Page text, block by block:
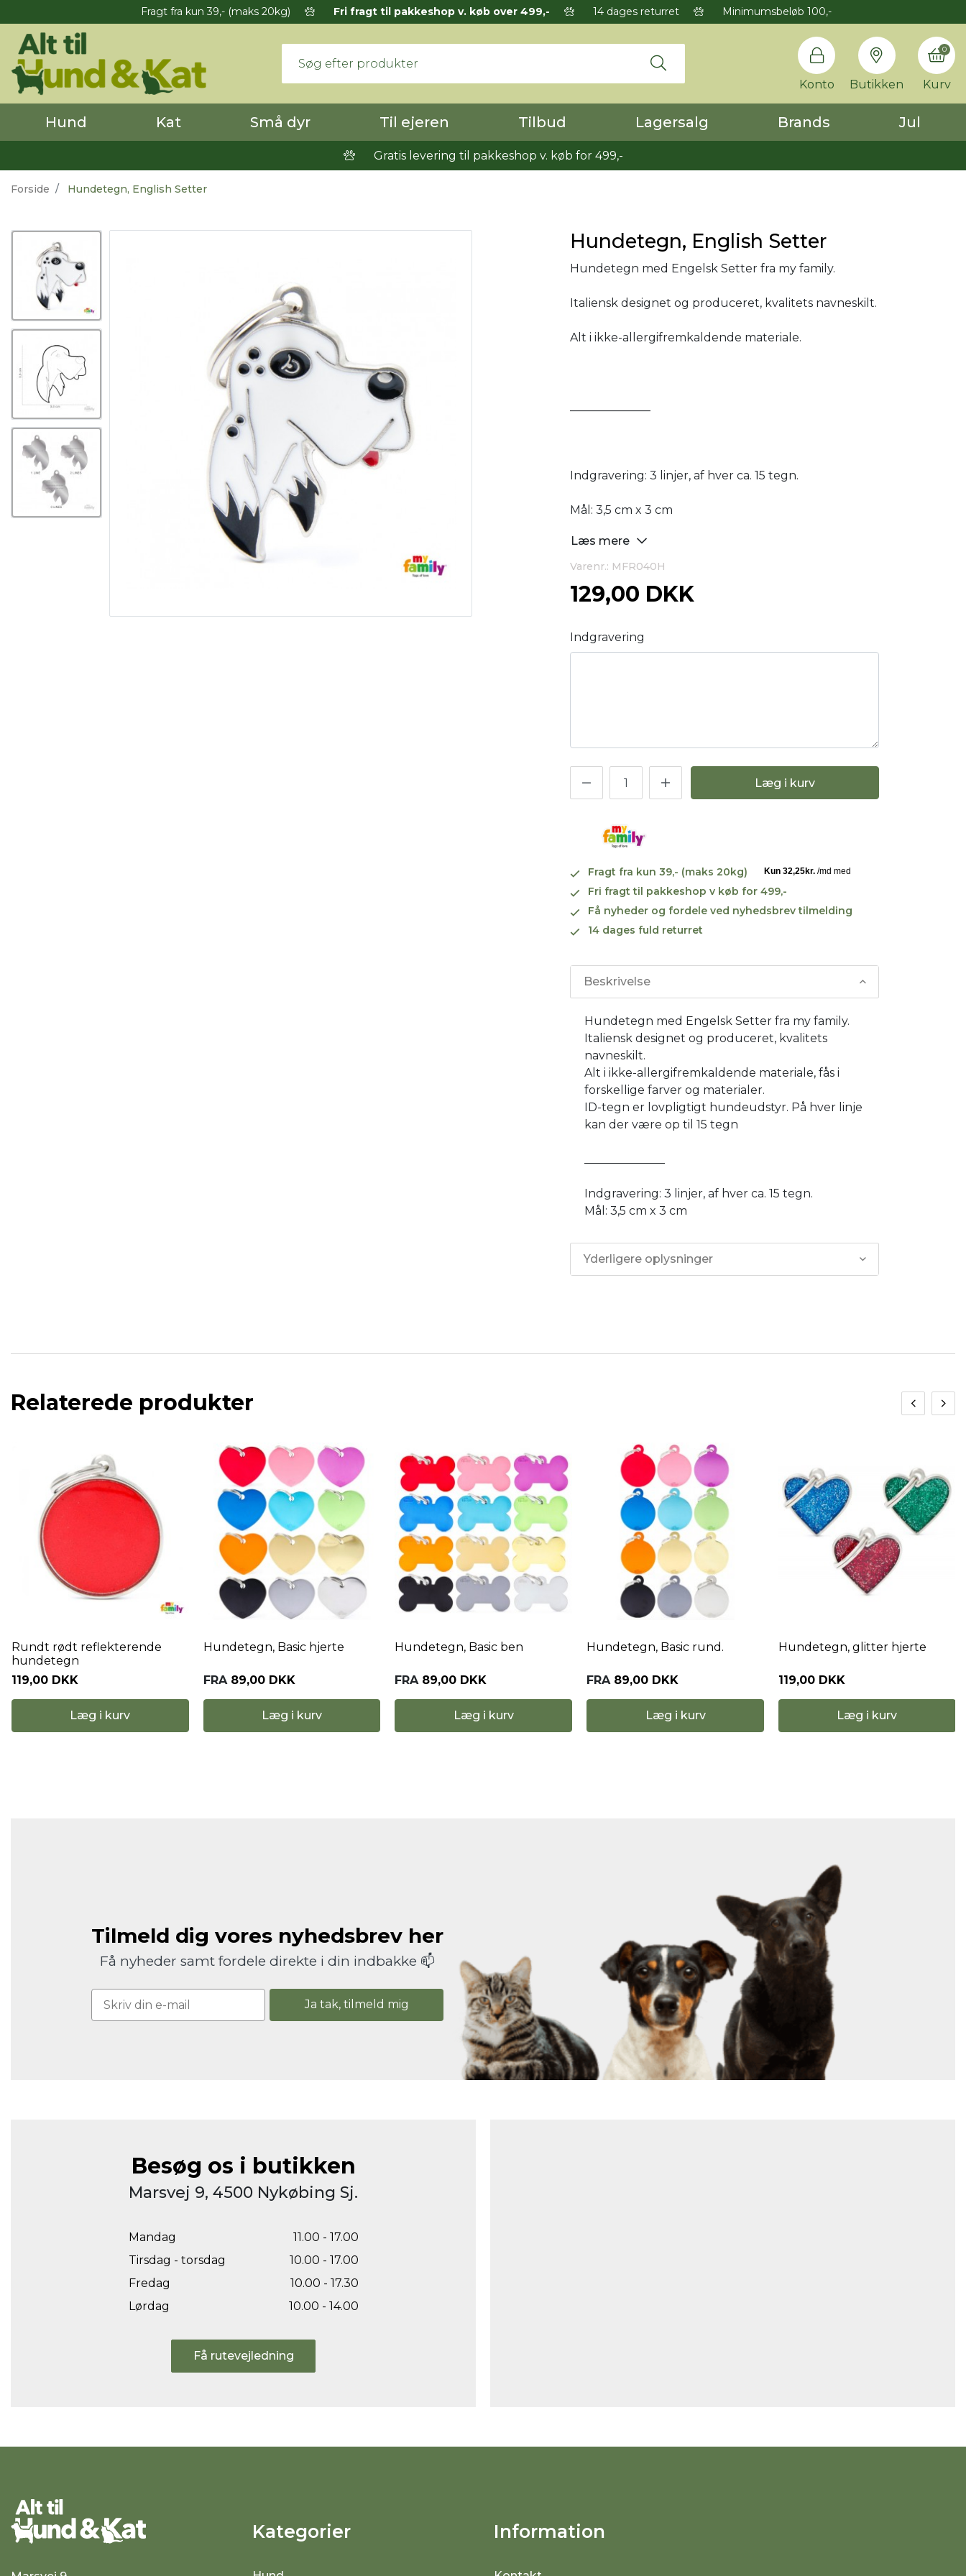
Fragt fra kun 39,- (maks 20kg) Fri fragt til pakkeshop v. køb over 499,- 14 dages returret Minimumsbeløb 100,-
Konto Butikken Kurv
0
Hund Kat Små dyr Til ejeren Tilbud Lagersalg Brands Jul
Gratis levering til pakkeshop v. køb for 499,-
Forside Hundetegn, English Setter
Hundetegn, English Setter
Hundetegn med Engelsk Setter fra my family.
Italiensk designet og produceret, kvalitets navneskilt.
Alt i ikke-allergifremkaldende materiale.
Indgravering: 3 linjer, af hver ca. 15 tegn.
Mål: 3,5 cm x 3 cm
Læs mere
Varenr.: MFR040H
129,00 DKK
Indgravering
Læg i kurv
Fragt fra kun 39,- (maks 20kg)
Fri fragt til pakkeshop v køb for 499,-
Få nyheder og fordele ved nyhedsbrev tilmelding
14 dages fuld returret
Beskrivelse
Hundetegn med Engelsk Setter fra my family.
Italiensk designet og produceret, kvalitets
navneskilt.
Alt i ikke-allergifremkaldende materiale, fås i
forskellige farver og materialer.
ID-tegn er lovpligtigt hundeudstyr. På hver linje
kan der være op til 15 tegn
Indgravering: 3 linjer, af hver ca. 15 tegn.
Mål: 3,5 cm x 3 cm
Yderligere oplysninger
Relaterede produkter
Rundt rødt reflekterende
hundetegn
119,00 DKK
Læg i kurv
Hundetegn, Basic hjerte
FRA 89,00 DKK
Læg i kurv
Hundetegn, Basic ben
FRA 89,00 DKK
Læg i kurv
Hundetegn, Basic rund.
FRA 89,00 DKK
Læg i kurv
Hundetegn, glitter hjerte
119,00 DKK
Læg i kurv
Tilmeld dig vores nyhedsbrev her
Få nyheder samt fordele direkte i din indbakke 📫
Ja tak, tilmeld mig
Besøg os i butikken
Marsvej 9, 4500 Nykøbing Sj.
Mandag
11.00 - 17.00
Tirsdag - torsdag
10.00 - 17.00
Fredag
10.00 - 17.30
Lørdag
10.00 - 14.00
Få rutevejledning
Kategorier Information